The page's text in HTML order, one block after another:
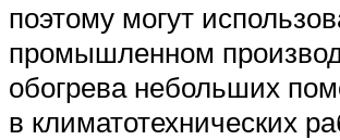
поэтому могут
промышленном
обогрева небольших
в климатотехнических